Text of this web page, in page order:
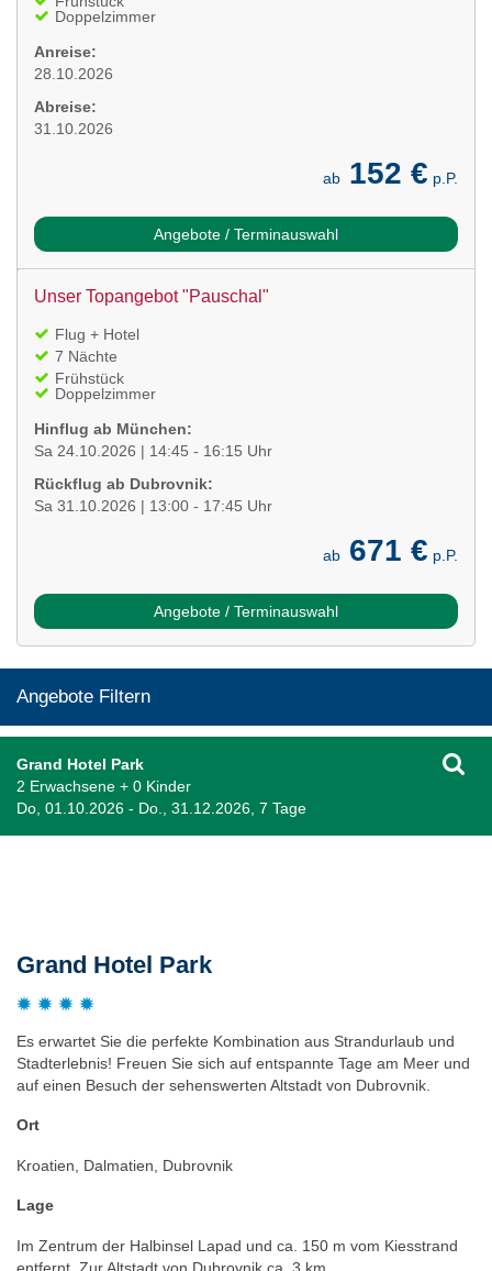
Doppelzimmer
Anreise:
28.10.2026
Abreise:
31.10.2026
ab 152 € p.P.
Angebote / Terminauswahl
Unser Topangebot "Pauschal"
Flug + Hotel
7 Nächte
Frühstück
Doppelzimmer
Hinflug ab München:
Sa 24.10.2026 | 14:45 - 16:15 Uhr
Rückflug ab Dubrovnik:
Sa 31.10.2026 | 13:00 - 17:45 Uhr
ab 671 € p.P.
Angebote / Terminauswahl
Angebote Filtern
Grand Hotel Park
2 Erwachsene + 0 Kinder
Do, 01.10.2026 - Do., 31.12.2026, 7 Tage
Grand Hotel Park
Es erwartet Sie die perfekte Kombination aus Strandurlaub und
Stadterlebnis! Freuen Sie sich auf entspannte Tage am Meer und
auf einen Besuch der sehenswerten Altstadt von Dubrovnik.
Ort
Kroatien, Dalmatien, Dubrovnik
Lage
Im Zentrum der Halbinsel Lapad und ca. 150 m vom Kiesstrand